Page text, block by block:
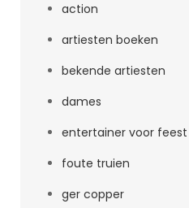
action
artiesten boeken
bekende artiesten
dames
entertainer voor feest
foute truien
ger copper